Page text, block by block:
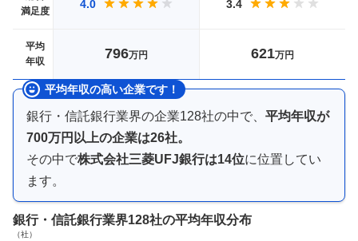
満足度
4.0 3.4
平均
年収
796万円 621万円
平均年収の高い企業です！
銀行・信託銀行業界の企業128社の中で、 平均年収が
700万円以上の企業は26社。
その中で株式会社三菱UFJ銀行は14位に位置してい
ます。
銀行・信託銀行業界128社の平均年収分布